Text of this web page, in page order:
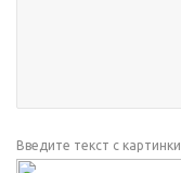
Введите текст с картинки